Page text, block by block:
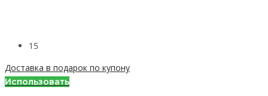
15
Доставка в подарок по купону
Использовать